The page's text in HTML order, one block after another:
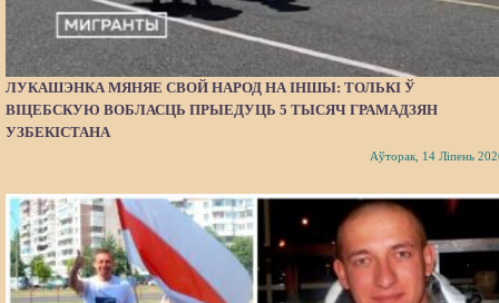
ЛУКАШЭНКА МЯНЯЕ СВОЙ НАРОД НА ІНШЫ: ТОЛЬКІ Ў
ВІЦЕБСКУЮ ВОБЛАСЦЬ ПРЫЕДУЦЬ 5 ТЫСЯЧ ГРАМАДЗЯН
УЗБЕКІСТАНА
Аўторак, 14 Ліпень